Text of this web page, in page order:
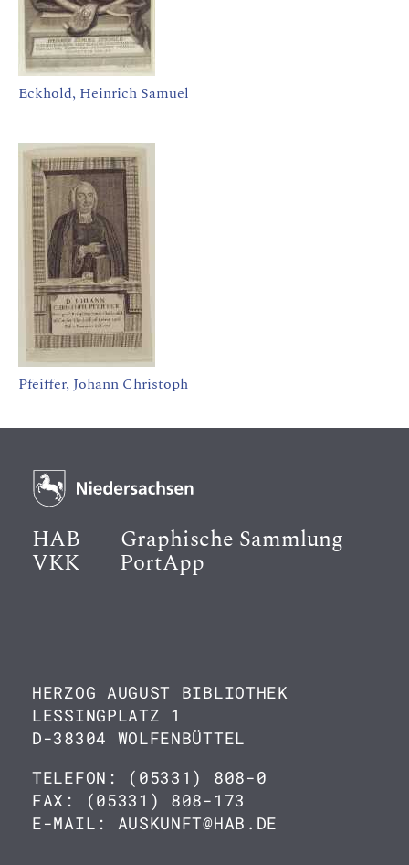
Eckhold, Heinrich Samuel
Pfeiffer, Johann Christoph
HAB Graphische Sammlung
VKK PortApp
HERZOG AUGUST BIBLIOTHEK
LESSINGPLATZ 1
D-38304 WOLFENBÜTTEL
TELEFON: (05331) 808-0
FAX: (05331) 808-173
E-MAIL: AUSKUNFT@HAB.DE